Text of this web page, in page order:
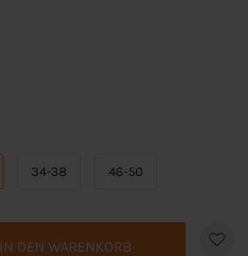
34-38 46-50
IN DEN WARENKORB